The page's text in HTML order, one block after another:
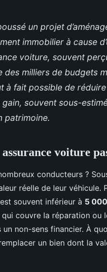
un projet
immobilier à cause
voiture, souvent
des milliers de budgets
à fait possible de
souvent sous-
patrimoine.
voiture
conducteurs ?
réelle de leur véhicule.
souvent inférieur à 5
couvre la réparation ou
non-sens financier. À
un bien dont la